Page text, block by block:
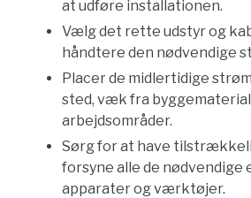
at udføre installationen.
Vælg det rette udstyr og
håndtere den nødvendige
Placer de midlertidige
sted, væk fra
arbejdsområder.
Sørg for at have
forsyne alle de nødvendige
apparater og værktøjer.